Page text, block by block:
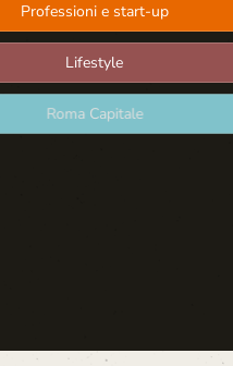
Professioni e start-up
Lifestyle
Roma Capitale